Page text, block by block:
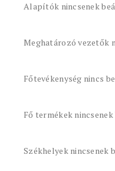
Alapítók nincsenek
Meghatározó vezetők
Főtevékenység nincs
Fő termékek
Székhelyek nincsenek